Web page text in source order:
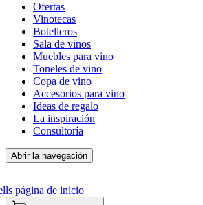
Ofertas
Vinotecas
Botelleros
Sala de vinos
Muebles para vino
Toneles de vino
Copa de vino
Accesorios para vino
Ideas de regalo
La inspiración
Consultoría
Abrir la navegación
página de inicio